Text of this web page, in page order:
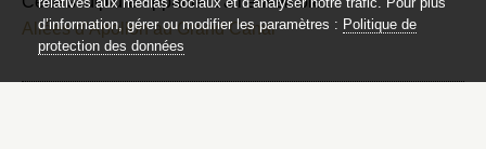
Allées d’Apollon au Grand Canal
d’information, gérer ou modifier les paramètres : Politique de
protection des données